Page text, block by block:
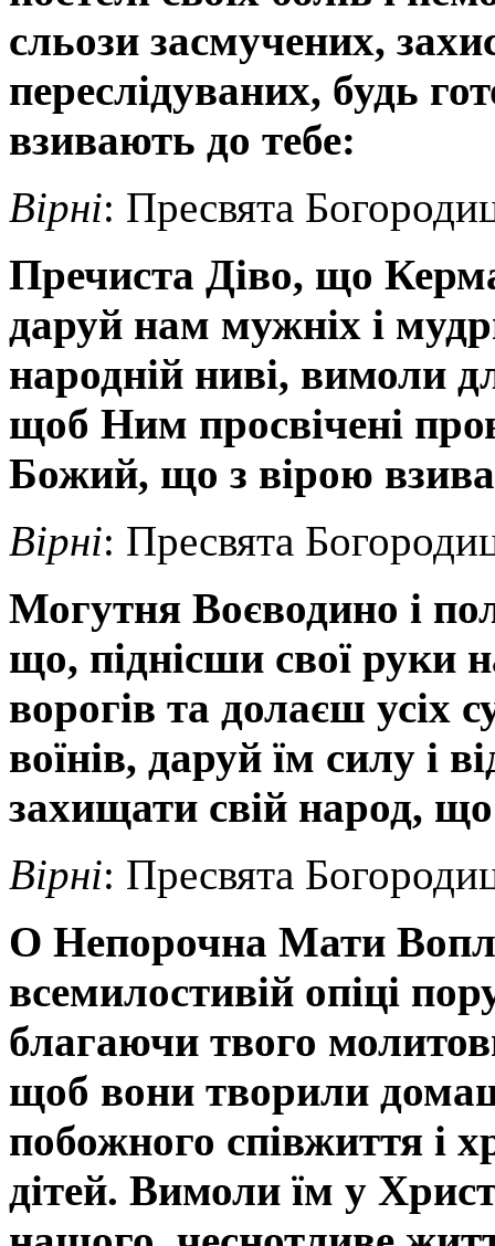
сльози засмучених,
переслідуваних, будь
взивають до тебе:
Вірні: Пресвята
Пречиста Діво, що
даруй нам мужніх і
народній ниві, вимоли
щоб Ним просвічені
Божий, що з вірою
Вірні: Пресвята
Могутня Воєводино і
що, піднісши свої руки
ворогів та долаєш усіх
воїнів, даруй їм силу і
захищати свій народ,
Вірні: Пресвята
О Непорочна Мати
всемилостивій опіці
благаючи твого
щоб вони творили
побожного співжиття і
дітей. Вимоли їм у